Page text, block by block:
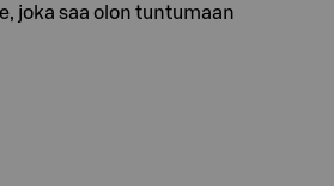
joka saa olon tuntumaan